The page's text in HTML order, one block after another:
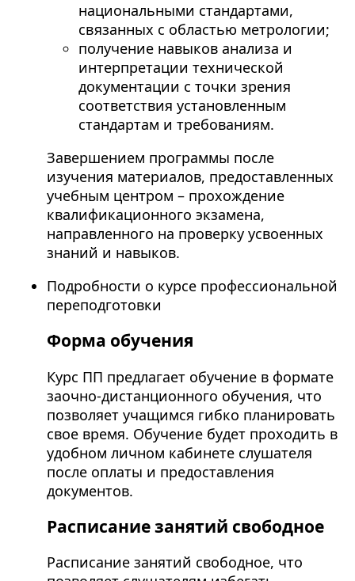
национальными стандартами,
связанных с областью метрологии;
получение навыков анализа и
интерпретации технической
документации с точки зрения
соответствия установленным
стандартам и требованиям.
Завершением программы после
изучения материалов, предоставленных
учебным центром – прохождение
квалификационного экзамена,
направленного на проверку усвоенных
знаний и навыков.
Подробности о курсе профессиональной
переподготовки
Форма обучения
Курс ПП предлагает обучение в формате
заочно-дистанционного обучения, что
позволяет учащимся гибко планировать
свое время. Обучение будет проходить в
удобном личном кабинете слушателя
после оплаты и предоставления
документов.
Расписание занятий свободное
Расписание занятий свободное, что